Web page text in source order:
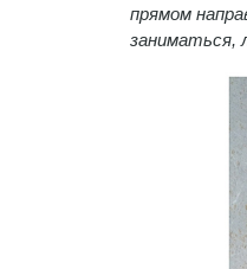
прямом
заниматься,